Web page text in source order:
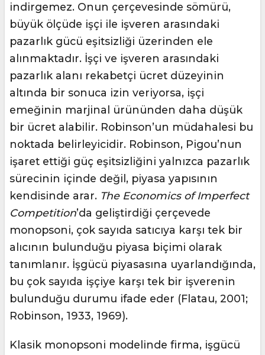
indirgemez. Onun çerçevesinde sömürü,
büyük ölçüde işçi ile işveren arasındaki
pazarlık gücü eşitsizliği üzerinden ele
alınmaktadır. İşçi ve işveren arasındaki
pazarlık alanı rekabetçi ücret düzeyinin
altında bir sonuca izin veriyorsa, işçi
emeğinin marjinal ürününden daha düşük
bir ücret alabilir. Robinson’un müdahalesi bu
noktada belirleyicidir. Robinson, Pigou’nun
işaret ettiği güç eşitsizliğini yalnızca pazarlık
sürecinin içinde değil, piyasa yapısının
kendisinde arar. The Economics of Imperfect
Competition’da geliştirdiği çerçevede
monopsoni, çok sayıda satıcıya karşı tek bir
alıcının bulunduğu piyasa biçimi olarak
tanımlanır. İşgücü piyasasına uyarlandığında,
bu çok sayıda işçiye karşı tek bir işverenin
bulunduğu durumu ifade eder (Flatau, 2001;
Robinson, 1933, 1969).
Klasik monopsoni modelinde firma, işgücü